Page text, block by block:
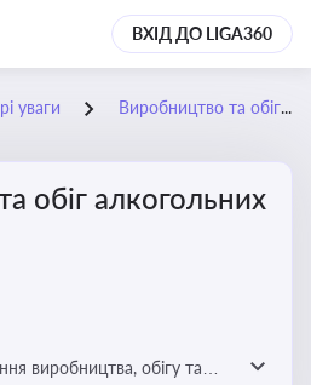
ВХІД ДО LIGA360
уваги Виробництво та обіг алкогольних напоїв
обіг алкогольних
виробництва, обігу та